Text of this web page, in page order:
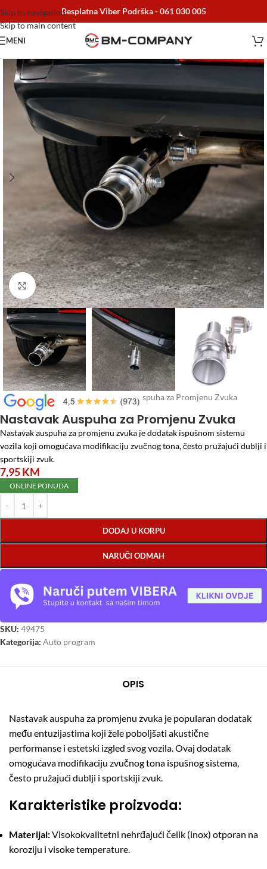
Skip to navigation
Skip to main content
Besplatna Viber Podrška -061 030 005
MENI
Click to enlarge
Početna/Auto program Nastavak Auspuha za Promjenu Zvuka
Nastavak Auspuha za Promjenu Zvuka
Nastavak auspuha za promjenu zvuka je dodatak ispušnom sistemu
vozila koji omogućava modifikaciju zvučnog tona, često pružajući dublji i
sportskiji zvuk.
7,95KM
ONLINE PONUDA
DODAJ U KORPU
NARUČI ODMAH
SKU: 49475
Kategorija: Auto program
OPIS
Nastavak auspuha za promjenu zvuka je popularan dodatak
među entuzijastima koji žele poboljšati akustične
performanse i estetski izgled svog vozila.Ovaj dodatak
omogućava modifikaciju zvučnog tona ispušnog sistema,
često pružajući dublji i sportskiji zvuk.
Karakteristike proizvoda:
Materijal:Visokokvalitetni nehrđajući čelik (inox) otporan na
koroziju i visoke temperature.